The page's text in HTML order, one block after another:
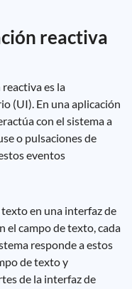
reactiva
es la
(UI). En una aplicación
con el sistema a
o pulsaciones de
eventos
en una interfaz de
el campo de texto, cada
responde a estos
de texto y
de la interfaz de